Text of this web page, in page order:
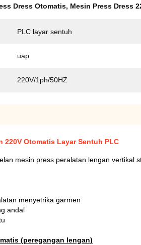
Dress Otomatis, Mesin Press Dress
PLC layar sentuh
uap
220V/1ph/50HZ
220V Otomatis Layar Sentuh PLC
mesin press peralatan lengan vertikal
menyetrika garmen
andal
(peregangan lengan)